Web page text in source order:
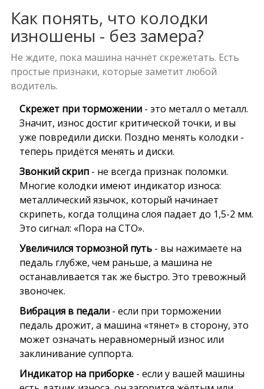
Как понять, что колодки
изношены - без замера?
Не ждите, пока машина начнёт скрежетать. Есть
простые признаки, которые заметит любой
водитель.
Скрежет при торможении- это металл о металл.
Значит, износ достиг критической точки, и вы
уже повредили диски. Поздно менять колодки -
теперь придётся менять и диски.
Звонкий скрип- не всегда признак поломки.
Многие колодки имеют индикатор износа:
металлический язычок, который начинает
скрипеть, когда толщина слоя падает до 1,5-2 мм.
Это сигнал: «Пора на СТО».
Увеличился тормозной путь- вы нажимаете на
педаль глубже, чем раньше, а машина не
останавливается так же быстро. Это тревожный
звоночек.
Вибрация в педали- если при торможении
педаль дрожит, а машина «тянет» в сторону, это
может означать неравномерный износ или
заклинивание суппорта.
Индикатор на приборке- если у вашей машины